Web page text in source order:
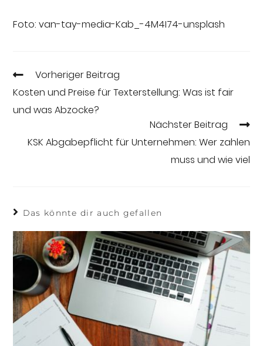
Foto: van-tay-media-Kab_-4M4I74-unsplash
Vorheriger Beitrag
Kosten und Preise für Texterstellung: Was ist fair
und was Abzocke?
Nächster Beitrag
KSK Abgabepflicht für Unternehmen: Wer zahlen
muss und wie viel
Das könnte dir auch gefallen